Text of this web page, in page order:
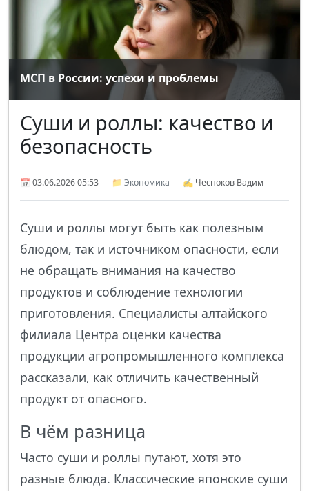
МСП в России: успехи и проблемы
Суши и роллы: качество и
безопасность
📅 03.06.2026 05:53 📁 Экономика ✍ Чесноков Вадим
Суши и роллы могут быть как полезным
блюдом, так и источником опасности, если
не обращать внимания на качество
продуктов и соблюдение технологии
приготовления. Специалисты алтайского
филиала Центра оценки качества
продукции агропромышленного комплекса
рассказали, как отличить качественный
продукт от опасного.
В чём разница
Часто суши и роллы путают, хотя это
разные блюда. Классические японские суши